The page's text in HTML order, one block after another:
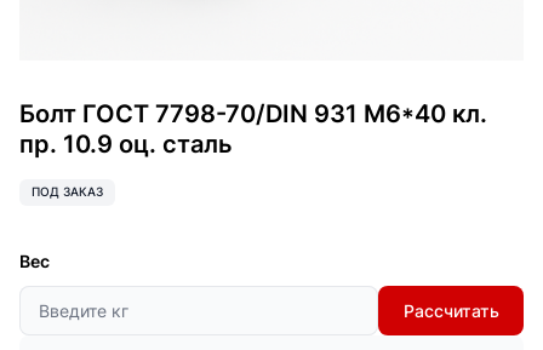
Болт ГОСТ 7798-70/DIN 931 М6*40 кл.
пр. 10.9 оц. сталь
ПОД ЗАКАЗ
Вес
Рассчитать